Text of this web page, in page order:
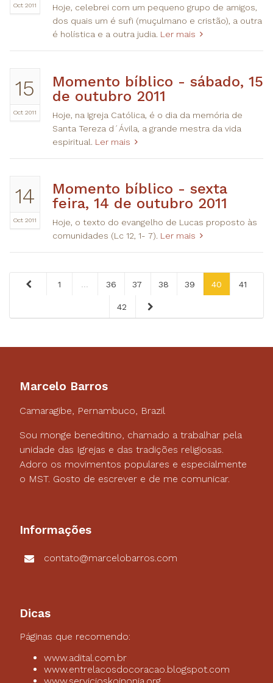
Oct 2011
Hoje, celebrei com um pequeno grupo de amigos,
dos quais um é sufi (muçulmano e cristão), a outra
é holística e a outra judia. Ler mais
15
Oct 2011
​Momento bíblico - sábado, 15
de outubro 2011
Hoje, na Igreja Católica, é o dia da memória de
Santa Tereza d´Ávila, a grande mestra da vida
espiritual. Ler mais
14
Oct 2011
​Momento bíblico - sexta
feira, 14 de outubro 2011
Hoje, o texto do evangelho de Lucas proposto às
comunidades (Lc 12, 1- 7). Ler mais
1 ... 36 37 38 39 40 41
42
Marcelo Barros
Camaragibe, Pernambuco, Brazil
Sou monge beneditino, chamado a trabalhar pela
unidade das Igrejas e das tradições religiosas.
Adoro os movimentos populares e especialmente
o MST. Gosto de escrever e de me comunicar.
Informações
contato@marcelobarros.com
Dicas
Páginas que recomendo:
www.adital.com.br
www.entrelacosdocoracao.blogspot.com
www.servicioskoinonia.org